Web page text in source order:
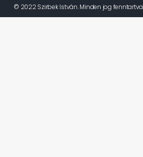
© 2022 Szirbek István. Minden jog